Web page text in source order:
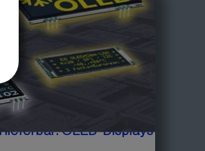
lieferbar: OLED-Displays